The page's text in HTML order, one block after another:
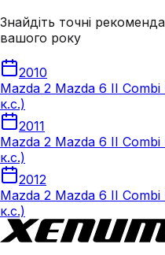
Знайдіть точні
вашого року
2010
Mazda 2 Mazda 6 II
к.с.)
2011
Mazda 2 Mazda 6 II
к.с.)
2012
Mazda 2 Mazda 6 II
к.с.)